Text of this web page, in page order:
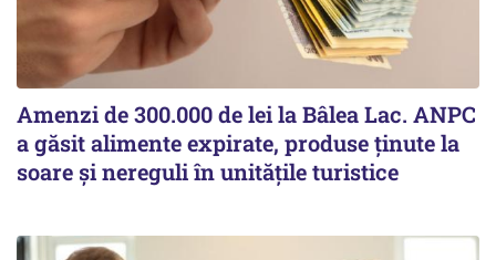
Amenzi de 300.000 de lei la Bâlea Lac. ANPC
a găsit alimente expirate, produse ținute la
soare și nereguli în unitățile turistice